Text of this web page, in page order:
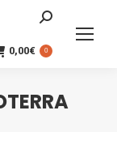
Search:
0,00€ 0